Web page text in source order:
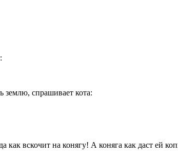
землю, спрашивает кота:
вскочит на конягу! А коняга как даст ей